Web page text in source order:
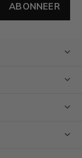
ABONNEER